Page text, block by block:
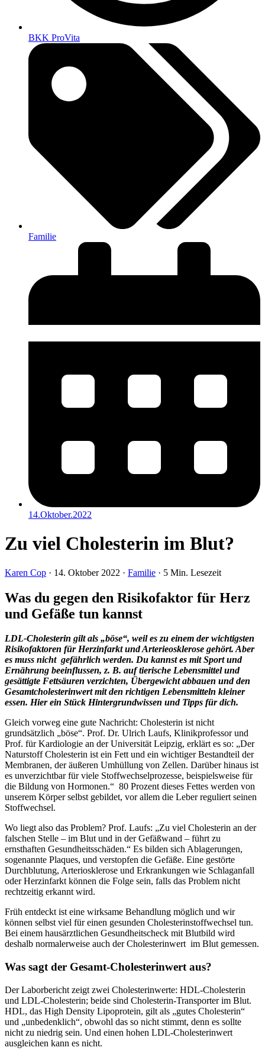
BKK ProVita
Familie
14.Oktober.2022
Zu viel Cholesterin im Blut?
Karen Cop · 14. Oktober 2022 · Familie · 5 Min. Lesezeit
Was du gegen den Risikofaktor für Herz
und Gefäße tun kannst
LDL-Cholesterin gilt als „böse“, weil es zu einem der wichtigsten
Risikofaktoren für Herzinfarkt und Arterieosklerose gehört. Aber
es muss nicht gefährlich werden. Du kannst es mit Sport und
Ernährung beeinflussen, z. B. auf tierische Lebensmittel und
gesättigte Fettsäuren verzichten, Übergewicht abbauen und den
Gesamtcholesterinwert mit den richtigen Lebensmitteln kleiner
essen. Hier ein Stück Hintergrundwissen und Tipps für dich.
Gleich vorweg eine gute Nachricht: Cholesterin ist nicht
grundsätzlich „böse“. Prof. Dr. Ulrich Laufs, Klinikprofessor und
Prof. für Kardiologie an der Universität Leipzig, erklärt es so: „Der
Naturstoff Cholesterin ist ein Fett und ein wichtiger Bestandteil der
Membranen, der äußeren Umhüllung von Zellen. Darüber hinaus ist
es unverzichtbar für viele Stoffwechselprozesse, beispielsweise für
die Bildung von Hormonen.“ 80 Prozent dieses Fettes werden von
unserem Körper selbst gebildet, vor allem die Leber reguliert seinen
Stoffwechsel.
Wo liegt also das Problem? Prof. Laufs: „Zu viel Cholesterin an der
falschen Stelle – im Blut und in der Gefäßwand – führt zu
ernsthaften Gesundheitsschäden.“ Es bilden sich Ablagerungen,
sogenannte Plaques, und verstopfen die Gefäße. Eine gestörte
Durchblutung, Arteriosklerose und Erkrankungen wie Schlaganfall
oder Herzinfarkt können die Folge sein, falls das Problem nicht
rechtzeitig erkannt wird.
Früh entdeckt ist eine wirksame Behandlung möglich und wir
können selbst viel für einen gesunden Cholesterinstoffwechsel tun.
Bei einem hausärztlichen Gesundheitscheck mit Blutbild wird
deshalb normalerweise auch der Cholesterinwert im Blut gemessen.
Was sagt der Gesamt-Cholesterinwert aus?
Der Laborbericht zeigt zwei Cholesterinwerte: HDL-Cholesterin
und LDL-Cholesterin; beide sind Cholesterin-Transporter im Blut.
HDL, das High Density Lipoprotein, gilt als „gutes Cholesterin“
und „unbedenklich“, obwohl das so nicht stimmt, denn es sollte
nicht zu niedrig sein. Und einen hohen LDL-Cholesterinwert
ausgleichen kann es nicht.